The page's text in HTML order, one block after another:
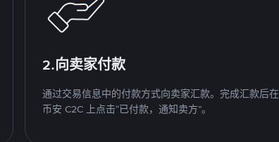
2.向卖家付款
通过交易信息中的付款方式向卖家汇款。完成汇款后在
币安 C2C 上点击“已付款，通知卖方”。